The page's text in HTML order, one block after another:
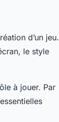
d’un jeu.
le style
à jouer. Par